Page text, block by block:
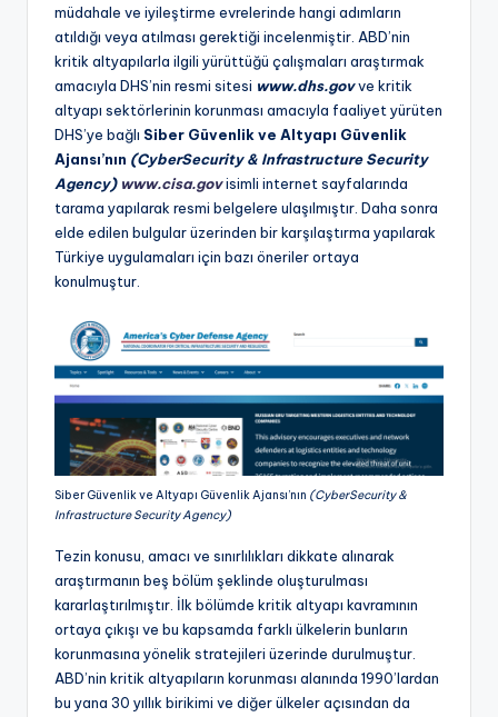
müdahale ve iyileştirme evrelerinde hangi adımların
atıldığı veya atılması gerektiği incelenmiştir. ABD’nin
kritik altyapılarla ilgili yürüttüğü çalışmaları araştırmak
amacıyla DHS’nin resmi sitesi www.dhs.govve kritik
altyapı sektörlerinin korunması amacıyla faaliyet yürüten
DHS’ye bağlı Siber Güvenlik ve Altyapı Güvenlik
Ajansı’nın (CyberSecurity & Infrastructure Security
Agency) www.cisa.govisimli internet sayfalarında
tarama yapılarak resmi belgelere ulaşılmıştır. Daha sonra
elde edilen bulgular üzerinden bir karşılaştırma yapılarak
Türkiye uygulamaları için bazı öneriler ortaya
konulmuştur.
Siber Güvenlik ve Altyapı Güvenlik Ajansı’nın (CyberSecurity &
Infrastructure Security Agency)
Tezin konusu, amacı ve sınırlılıkları dikkate alınarak
araştırmanın beş bölüm şeklinde oluşturulması
kararlaştırılmıştır. İlk bölümde kritik altyapı kavramının
ortaya çıkışı ve bu kapsamda farklı ülkelerin bunların
korunmasına yönelik stratejileri üzerinde durulmuştur.
ABD’nin kritik altyapıların korunması alanında 1990’lardan
bu yana 30 yıllık birikimi ve diğer ülkeler açısından da